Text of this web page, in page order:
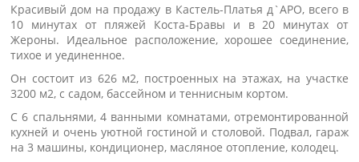
Красивый дом на продажу в Кастель-Платья д`АРО, всего в
10 минутах от пляжей Коста-Бравы и в 20 минутах от
Жероны. Идеальное расположение, хорошее соединение,
тихое и уединенное.
Он состоит из 626 м2, построенных на этажах, на участке
3200 м2, с садом, бассейном и теннисным кортом.
С 6 спальнями, 4 ванными комнатами, отремонтированной
кухней и очень уютной гостиной и столовой. Подвал, гараж
на 3 машины, кондиционер, масляное отопление, колодец.